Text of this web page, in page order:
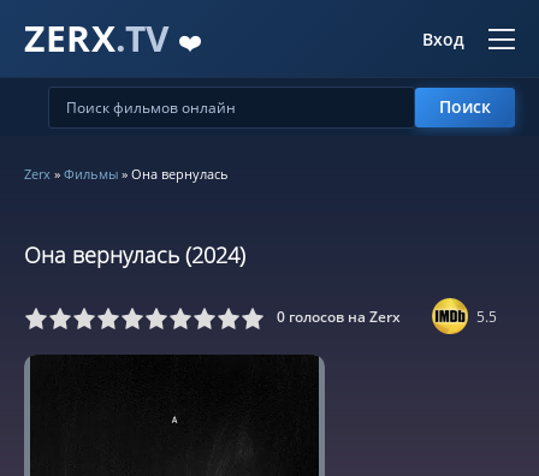
ZERX.TV ❤️ Вход
Поиск
Zerx » Фильмы » Она вернулась
Она вернулась (2024)
6 7 8 9 10 0 голосов на Zerx 5.5